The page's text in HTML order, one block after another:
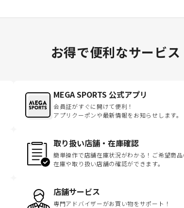
お得で便利なサービス
MEGA SPORTS 公式アプリ
会員証がすぐに開けて便利！
アプリクーポンや最新情報をお知らせします。
取り扱い店舗・在庫確認
簡単操作で店舗在庫状況がわかる！ご希望商品
在庫や取り扱い店舗の確認ができます。
店舗サービス
専門アドバイザーがお買い物をサポート！